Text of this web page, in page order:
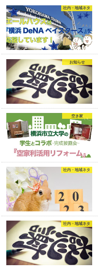
社内・地域ネタ
お知らせ
空き家
社内・地域ネタ
社内・地域ネタ